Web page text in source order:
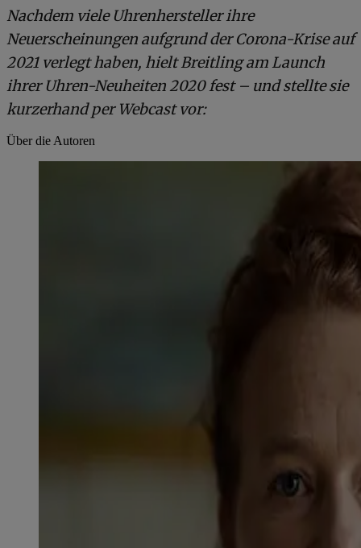
Nachdem viele Uhrenhersteller ihre
Neuerscheinungen aufgrund der Corona-Krise auf
2021 verlegt haben, hielt Breitling am Launch
ihrer Uhren-Neuheiten 2020 fest – und stellte sie
kurzerhand per Webcast vor:
Über die Autoren